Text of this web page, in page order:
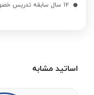
زبان انگلیسی برای تجارت
زبان انگلیسی مبتدی
12 سال سابقه تدریس خصوصی
اساتید مشابه